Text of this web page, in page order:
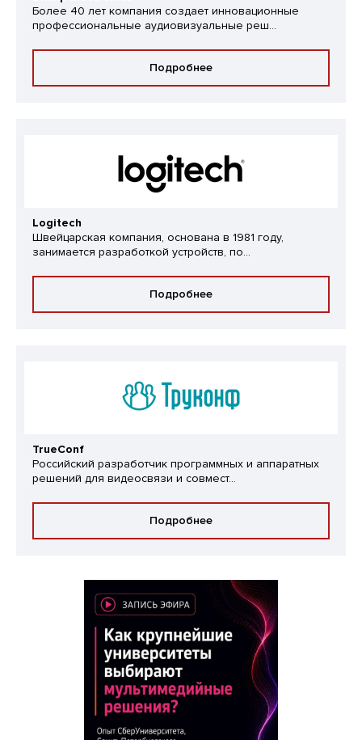
Более 40 лет компания создает инновационные
профессиональные аудиовизуальные реш...
Подробнее
Logitech
Швейцарская компания, основана в 1981 году,
занимается разработкой устройств, по...
Подробнее
TrueConf
Российский разработчик программных и аппаратных
решений для видеосвязи и совмест...
Подробнее